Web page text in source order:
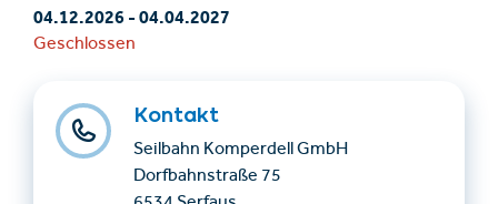
04.12.2026-04.04.2027
Geschlossen
Kontakt
Seilbahn Komperdell GmbH
Dorfbahnstraße 75